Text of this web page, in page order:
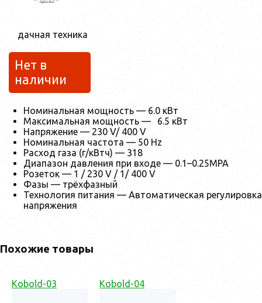
дачная техника
Нет в
наличии
Номинальная мощность — 6.0 кВт
Максимальная мощность —
6.5 кВт
Напряжение — 230 V/ 400 V
Номинальная частота — 50 Hz
Расход газа (г/кВтч) — 318
Диапазон давления при входе — 0.1–0.25MPA
Розеток — 1 / 230 V / 1/ 400 V
Фазы — трёхфазный
Технология питания — Автоматическая регулировка
напряжения
Похожие товары
Kobold-03 Kobold-04